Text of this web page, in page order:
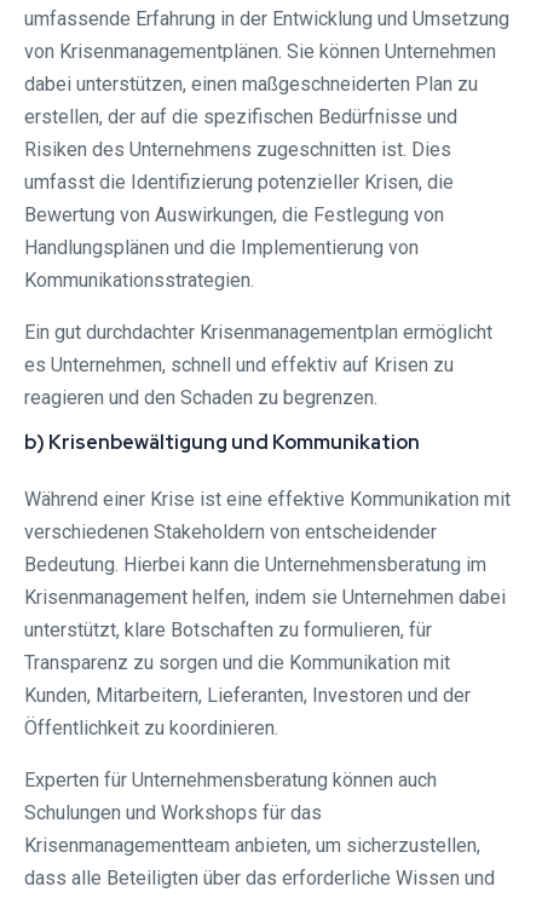
umfassende Erfahrung in der Entwicklung und Umsetzung
von Krisenmanagementplänen. Sie können Unternehmen
dabei unterstützen, einen maßgeschneiderten Plan zu
erstellen, der auf die spezifischen Bedürfnisse und
Risiken des Unternehmens zugeschnitten ist. Dies
umfasst die Identifizierung potenzieller Krisen, die
Bewertung von Auswirkungen, die Festlegung von
Handlungsplänen und die Implementierung von
Kommunikationsstrategien.
Ein gut durchdachter Krisenmanagementplan ermöglicht
es Unternehmen, schnell und effektiv auf Krisen zu
reagieren und den Schaden zu begrenzen.
b) Krisenbewältigung und Kommunikation
Während einer Krise ist eine effektive Kommunikation mit
verschiedenen Stakeholdern von entscheidender
Bedeutung. Hierbei kann die Unternehmensberatung im
Krisenmanagement helfen, indem sie Unternehmen dabei
unterstützt, klare Botschaften zu formulieren, für
Transparenz zu sorgen und die Kommunikation mit
Kunden, Mitarbeitern, Lieferanten, Investoren und der
Öffentlichkeit zu koordinieren.
Experten für Unternehmensberatung können auch
Schulungen und Workshops für das
Krisenmanagementteam anbieten, um sicherzustellen,
dass alle Beteiligten über das erforderliche Wissen und